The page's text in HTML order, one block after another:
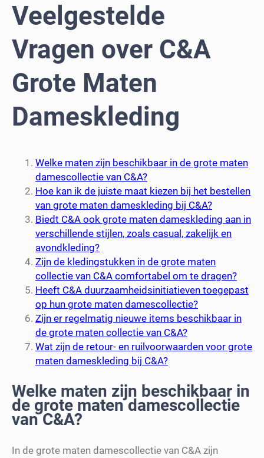
Veelgestelde
Vragen over C&A
Grote Maten
Dameskleding
Welke maten zijn beschikbaar in de grote maten
damescollectie van C&A?
Hoe kan ik de juiste maat kiezen bij het bestellen
van grote maten dameskleding bij C&A?
Biedt C&A ook grote maten dameskleding aan in
verschillende stijlen, zoals casual, zakelijk en
avondkleding?
Zijn de kledingstukken in de grote maten
collectie van C&A comfortabel om te dragen?
Heeft C&A duurzaamheidsinitiatieven toegepast
op hun grote maten damescollectie?
Zijn er regelmatig nieuwe items beschikbaar in
de grote maten collectie van C&A?
Wat zijn de retour- en ruilvoorwaarden voor grote
maten dameskleding bij C&A?
Welke maten zijn beschikbaar in
de grote maten damescollectie
van C&A?
In de grote maten damescollectie van C&A zijn